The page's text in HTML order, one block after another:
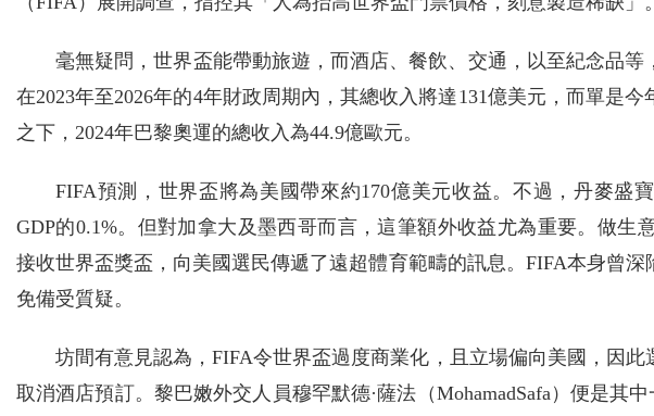
毫無疑問，世界盃能帶動旅遊，而酒店、餐飲、交通，以至紀念品等
在2023年至2026年的4年財政周期內，其總收入將達131億美元，而單是
之下，2024年巴黎奧運的總收入為44.9億歐元。
FIFA預測，世界盃將為美國帶來約170億美元收益。不過，丹麥盛
GDP的0.1%。但對加拿大及墨西哥而言，這筆額外收益尤為重要。做生
接收世界盃獎盃，向美國選民傳遞了遠超體育範疇的訊息。FIFA本身曾
免備受質疑。
坊間有意見認為，FIFA令世界盃過度商業化，且立場偏向美國，因
取消酒店預訂。黎巴嫩外交人員穆罕默德·薩法（MohamadSafa）便是其